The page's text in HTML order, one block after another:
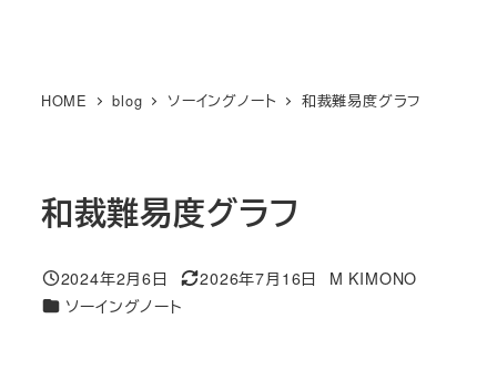
HOME blog ソーイングノート 和裁難易度グラフ
和裁難易度グラフ
投稿日
2024年2月6日
更新日
2026年7月16日
著
M KIMONO
カテゴリー
ソーイングノート